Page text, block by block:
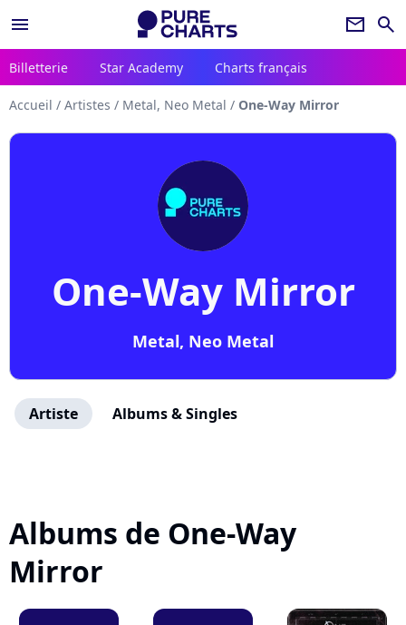
menu newsletter search
Billetterie Star Academy Charts français
Accueil / Artistes / Metal, Neo Metal / One-Way Mirror
One-Way Mirror
Metal, Neo Metal
Artiste Albums & Singles
Albums de One-Way
Mirror